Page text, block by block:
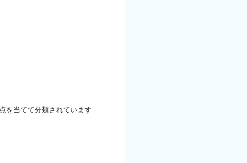
を当てて分類されています.